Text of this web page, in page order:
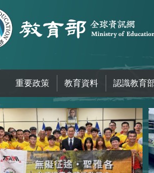
重要政策 教育資料 認識教育